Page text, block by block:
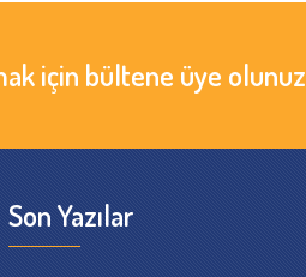
için bültene üye olunuz
Son Yazılar